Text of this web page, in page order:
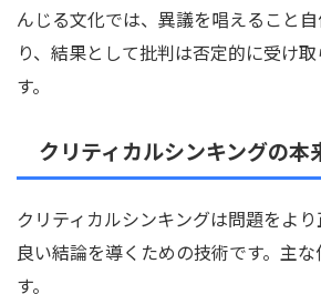
んじる文化では、異議を唱えること
り、結果として批判は否定的に受け
す。
クリティカルシンキングの本
クリティカルシンキングは問題をよ
良い結論を導くための技術です。主
す。